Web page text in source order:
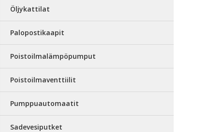
Öljykattilat
Palopostikaapit
Poistoilmalämpöpumput
Poistoilmaventtiilit
Pumppuautomaatit
Sadevesiputket